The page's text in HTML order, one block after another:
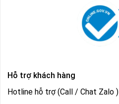
Hỗ trợ khách hàng
Hotline hỗ trợ (Call / Chat Zalo )